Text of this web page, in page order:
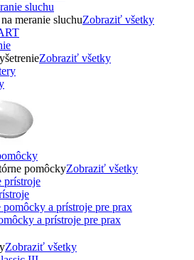
sluchu
meranie sluchuZobraziť všetky
Zobraziť všetky
pomôckyZobraziť všetky
a prístroje pre prax
Zobraziť všetky